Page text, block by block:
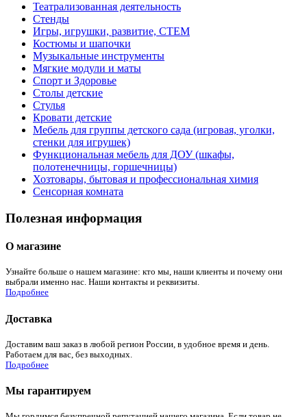
Театрализованная деятельность
Стенды
Игры, игрушки, развитие, СТЕМ
Костюмы и шапочки
Музыкальные инструменты
Мягкие модули и маты
Спорт и Здоровье
Столы детские
Стулья
Кровати детские
Мебель для группы детского сада (игровая, уголки,
стенки для игрушек)
Функциональная мебель для ДОУ (шкафы,
полотенечницы, горшечницы)
Хозтовары, бытовая и профессиональная химия
Сенсорная комната
Полезная информация
О магазине
Узнайте больше о нашем магазине: кто мы, наши клиенты и почему они
выбрали именно нас. Наши контакты и реквизиты.
Подробнее
Доставка
Доставим ваш заказ в любой регион России, в удобное время и день.
Работаем для вас, без выходных.
Подробнее
Мы гарантируем